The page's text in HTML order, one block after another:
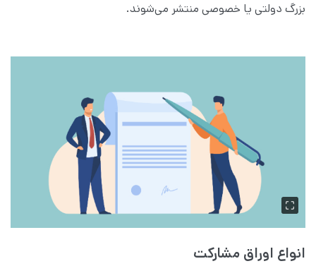
بزرگ دولتی یا خصوصی منتشر می‌شوند.
انواع اوراق مشارکت